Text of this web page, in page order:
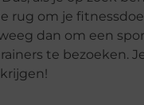
rug om je
dan om een
te bezoeken.